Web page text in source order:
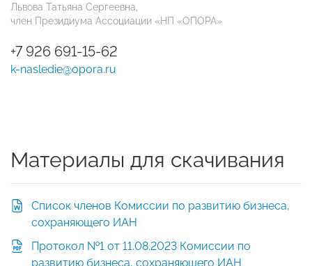
Львова Татьяна Сергеевна,
член Президиума Ассоциации «НП «ОПОРА»
+7 926 691-15-62
k-nasledie@opora.ru
Материалы для скачивания
Список членов Комиссии по развитию бизнеса,
сохраняющего ИАН
Протокол №1 от 11.08.2023 Комиссии по
развитию бизнеса, сохраняющего ИАН